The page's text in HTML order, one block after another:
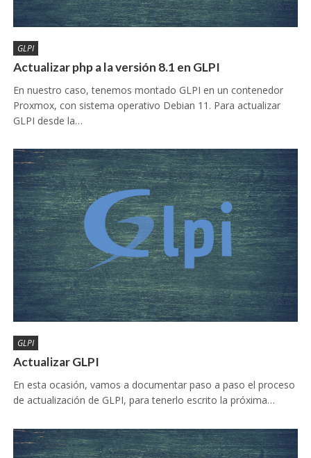
GLPI
Actualizar php a la versión 8.1 en GLPI
En nuestro caso, tenemos montado GLPI en un contenedor
Proxmox, con sistema operativo Debian 11. Para actualizar
GLPI desde la…
GLPI
Actualizar GLPI
En esta ocasión, vamos a documentar paso a paso el proceso
de actualización de GLPI, para tenerlo escrito la próxima…